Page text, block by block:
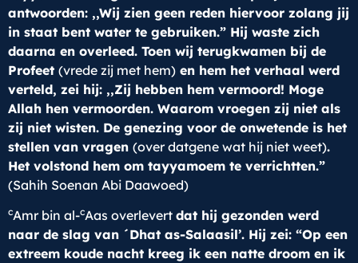
antwoorden: ,,Wij zien geen reden hiervoor zolang jij
in staat bent water te gebruiken.” Hij waste zich
daarna en overleed. Toen wij terugkwamen bij de
Profeet (vrede zij met hem) en hem het verhaal werd
verteld, zei hij: ,,Zij hebben hem vermoord! Moge
Allah hen vermoorden. Waarom vroegen zij niet als
zij niet wisten. De genezing voor de onwetende is het
stellen van vragen (over datgene wat hij niet weet).
Het volstond hem om tayyamoem te verrichtten.”
(Sahih Soenan Abi Daawoed)
cAmr bin al-cAas overlevert dat hij gezonden werd
naar de slag van ´Dhat as-Salaasil’. Hij zei: “Op een
extreem koude nacht kreeg ik een natte droom en ik